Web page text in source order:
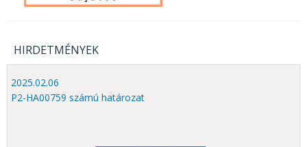
HIRDETMÉNYEK
2025.02.06
P2-HA00759 számú határozat